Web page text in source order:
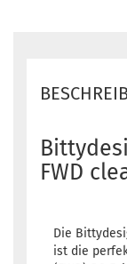
FWD
Die
ist die